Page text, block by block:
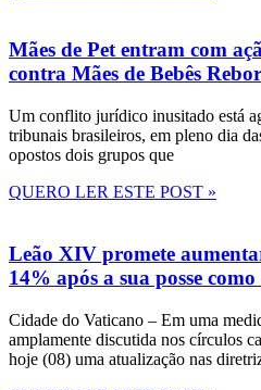
Mães de Pet entram com
contra Mães de Bebês
Um conflito jurídico inusitado está
tribunais brasileiros, em pleno dia
opostos dois grupos que
QUERO LER ESTE POST »
Leão XIV promete
14% após a sua posse
Cidade do Vaticano – Em uma
amplamente discutida nos círculos
hoje (08) uma atualização nas